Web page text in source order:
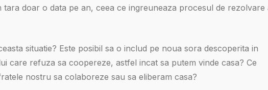
doar o data pe an, ceea ce ingreuneaza procesul de rezolvare
situatie? Este posibil sa o includ pe noua sora descoperita in
care refuza sa coopereze, astfel incat sa putem vinde casa? Ce
nostru sa colaboreze sau sa eliberam casa?